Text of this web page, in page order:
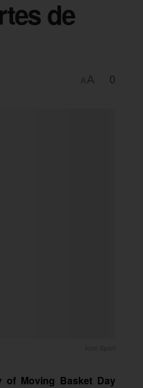
de
A A 0
Moving Basket Day